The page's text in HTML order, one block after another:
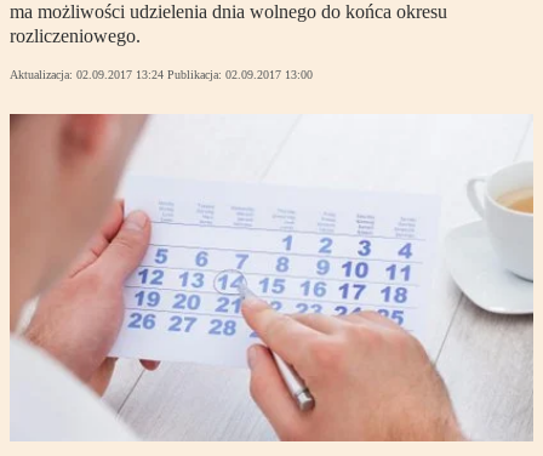
ma możliwości udzielenia dnia wolnego do końca okresu
rozliczeniowego.
Aktualizacja: 02.09.2017 13:24 Publikacja: 02.09.2017 13:00